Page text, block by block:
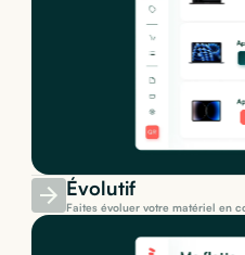
Évolutif
Faites évoluer votre matériel en